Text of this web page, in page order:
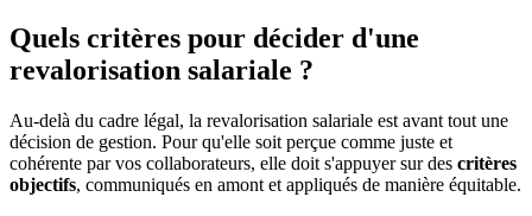
Quels critères pour décider d'une
revalorisation salariale ?
Au-delà du cadre légal, la revalorisation salariale est avant tout une
décision de gestion. Pour qu'elle soit perçue comme juste et
cohérente par vos collaborateurs, elle doit s'appuyer sur des critères
objectifs, communiqués en amont et appliqués de manière équitable.